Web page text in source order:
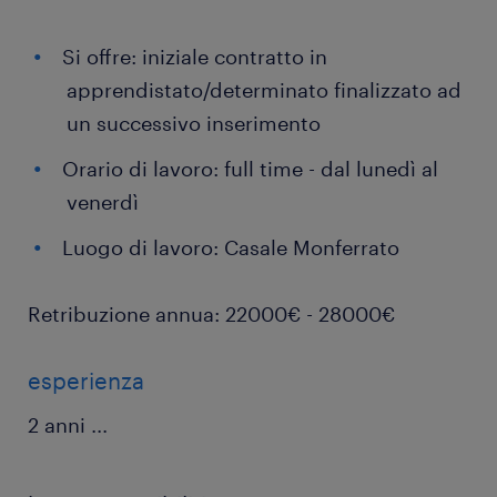
Si offre: iniziale contratto in
apprendistato/determinato finalizzato ad
un successivo inserimento
Orario di lavoro: full time - dal lunedì al
venerdì
Luogo di lavoro: Casale Monferrato
Retribuzione annua: 22000€ - 28000€
esperienza
2 anni ...